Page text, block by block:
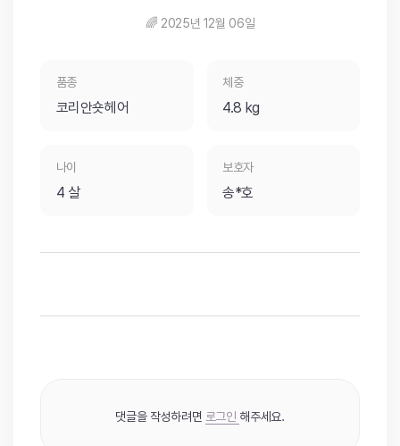
🌈 2025년 12월 06일
품종
코리안숏헤어
체중
4.8 kg
나이
4 살
보호자
송*호
댓글을 작성하려면 로그인 해주세요.